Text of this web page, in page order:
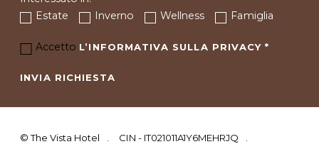
Estate
Inverno Wellness Famiglia
Accetto L’INFORMATIVA SULLA PRIVACY*
INVIA RICHIESTA
©The Vista Hotel
CIN - IT021011A1Y6MEHRJQ